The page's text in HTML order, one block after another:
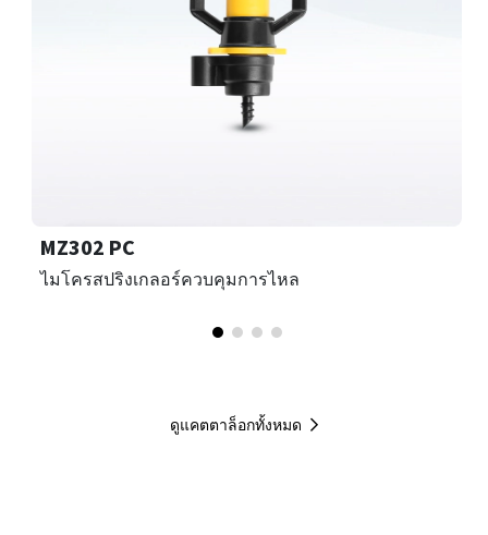
MZ302 PC
ไมโครสปริงเกลอร์ควบคุมการไหล
ดูแคตตาล็อกทั้งหมด